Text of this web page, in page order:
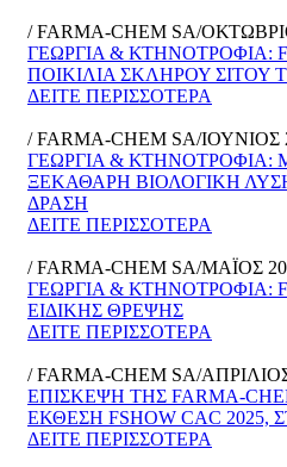
/ FARMA-CHEM SA/
ΓΕΩΡΓΙΑ & ΚΤΗΝΟΤΡΟΦΙΑ:
ΠΟΙΚΙΛΙΑ ΣΚΛΗΡΟΥ ΣΙΤΟΥ
ΔΕΙΤΕ ΠΕΡΙΣΣΟΤΕΡΑ
/ FARMA-CHEM SA/ΙΟΥΝΙΟΣ
ΓΕΩΡΓΙΑ & ΚΤΗΝΟΤΡΟΦΙΑ:
ΞΕΚΑΘΑΡΗ ΒΙΟΛΟΓΙΚΗ
ΔΡΑΣΗ
ΔΕΙΤΕ ΠΕΡΙΣΣΟΤΕΡΑ
/ FARMA-CHEM SA/MAΪΟΣ
ΓΕΩΡΓΙΑ & ΚΤΗΝΟΤΡΟΦΙΑ:
ΕΙΔΙΚΗΣ ΘΡΕΨΗΣ
ΔΕΙΤΕ ΠΕΡΙΣΣΟΤΕΡΑ
/ FARMA-CHEM SA/
ΕΠΙΣΚΕΨΗ ΤΗΣ FARMA-
ΕΚΘΕΣΗ FSHOW CAC 2025,
ΔΕΙΤΕ ΠΕΡΙΣΣΟΤΕΡΑ